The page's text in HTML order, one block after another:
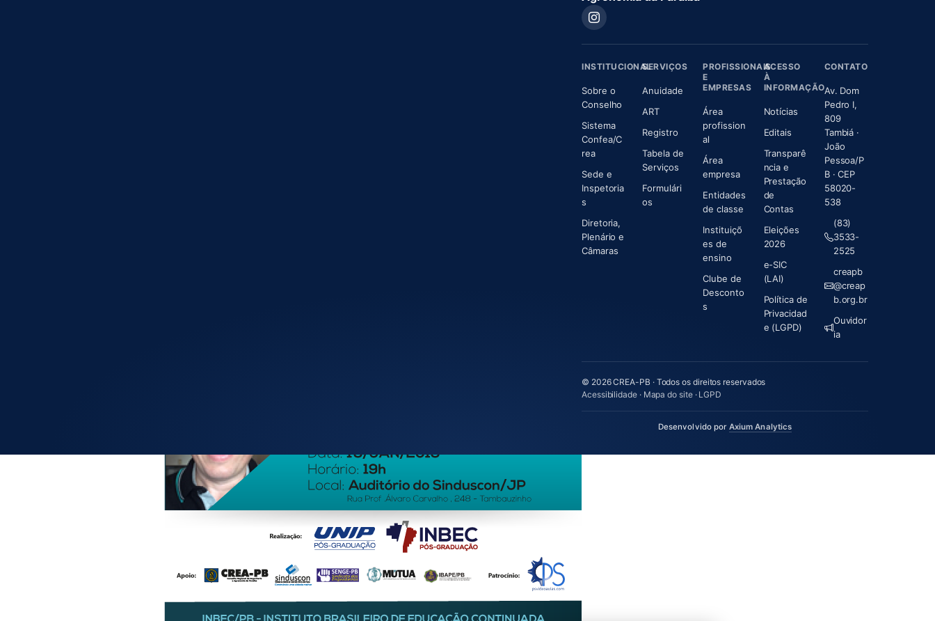
INSTITUCIONAL
Sobre o
Conselho
Sistema
Confea/C
rea(abre em nova aba)
Sede e
Inspetoria
s
Diretoria,
Plenário e
Câmaras(abre em nova aba)
SERVIÇOS
Anuidade(abre em nova aba)
ART(abre em nova aba)
Registro
Tabela de
Serviços
Formulári
os
PROFISSIONAIS
E
EMPRESAS
Área
profission
al
Área
empresa
Entidades
de classe
Instituiçõ
es de
ensino
Clube de
Desconto
s
ACESSO
À
INFORMAÇÃO
Notícias
Editais
Transparê
ncia e
Prestação
de
Contas (abre em nova aba)
Eleições
2026
e-SIC
(LAI)
Política de
Privacidad
e (LGPD)
CONTATO
Av. Dom
Pedro I,
809
Tambiá ·
João
Pessoa/P
B · CEP
58020-
538
(83)
3533-
2525
creapb
@creap
b.org.br
Ouvidor
ia
© 2026 CREA-PB · Todos os direitos reservados
Acessibilidade· Mapa do site· LGPD
Desenvolvido por Axium Analytics(abre em nova aba)